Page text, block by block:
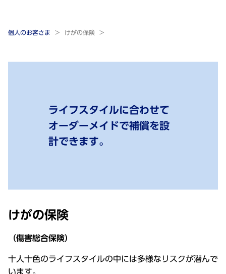
個人のお客さま けがの保険
ライフスタイルに合わせて
オーダーメイドで補償を設
計できます。
けがの保険
（傷害総合保険）
十人十色のライフスタイルの中には多様なリスクが潜んで
います。